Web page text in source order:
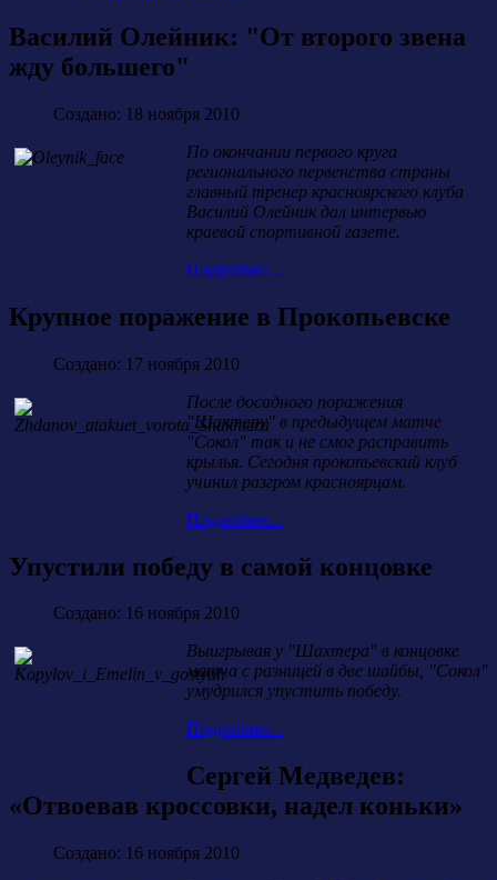
Василий Олейник: "От второго звена
жду большего"
Создано: 18 ноября 2010
По окончании первого круга
регионального первенства страны
главный тренер красноярского клуба
Василий Олейник дал интервью
краевой спортивной газете.
Подробнее...
Крупное поражение в Прокопьевске
Создано: 17 ноября 2010
После досадного поражения
"Шахтеру" в предыдущем матче
"Сокол" так и не смог расправить
крылья. Сегодня прокопьевский клуб
учинил разгром красноярцам.
Подробнее...
Упустили победу в самой концовке
Создано: 16 ноября 2010
Выигрывая у "Шахтера" в концовке
матча с разницей в две шайбы, "Сокол"
умудрился упустить победу.
Подробнее...
Сергей Медведев:
«Отвоевав кроссовки, надел коньки»
Создано: 16 ноября 2010